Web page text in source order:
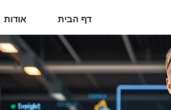
דף הבית אודות